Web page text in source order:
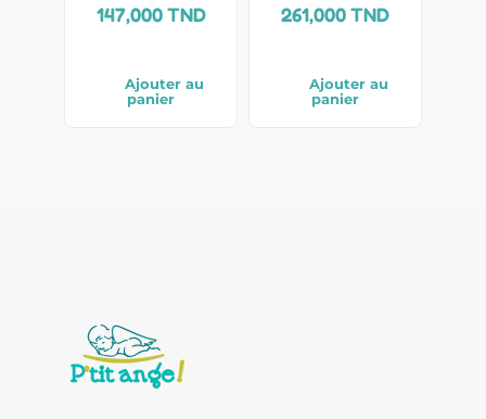
147,000TND
Ajouter au
panier
261,000TND
Ajouter au
panier